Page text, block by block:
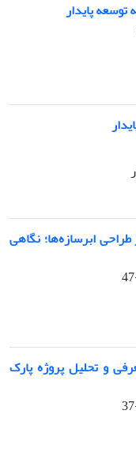
پایدار
ابرسازه‌ها؛ نگاهی
و تحلیل پروژه پارک